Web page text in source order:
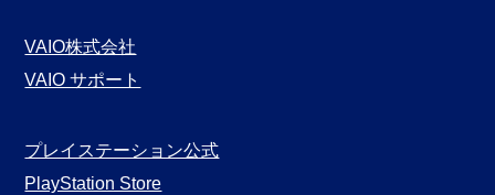
VAIO株式会社
VAIO サポート
プレイステーション公式
PlayStation Store